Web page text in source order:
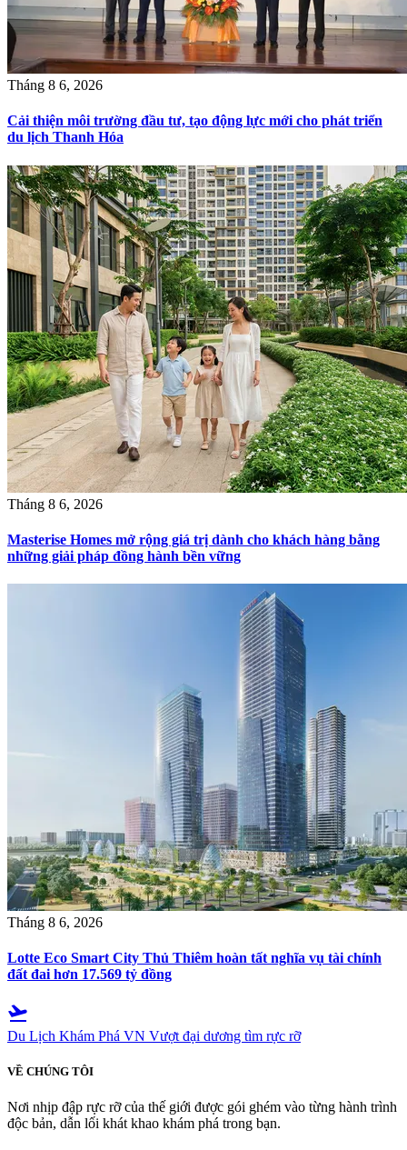
Tháng 8 6, 2026
Cải thiện môi trường đầu tư, tạo động lực mới cho phát triển
du lịch Thanh Hóa
Tháng 8 6, 2026
Masterise Homes mở rộng giá trị dành cho khách hàng bằng
những giải pháp đồng hành bền vững
Tháng 8 6, 2026
Lotte Eco Smart City Thủ Thiêm hoàn tất nghĩa vụ tài chính
đất đai hơn 17.569 tỷ đồng
flight_takeoff
Du Lịch Khám Phá VN Vượt đại dương tìm rực rỡ
VỀ CHÚNG TÔI
Nơi nhịp đập rực rỡ của thế giới được gói ghém vào từng hành trình
độc bản, dẫn lối khát khao khám phá trong bạn.